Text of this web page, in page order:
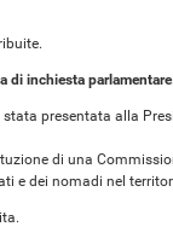
di inchiesta
presentata alla
di una
e dei nomadi nel